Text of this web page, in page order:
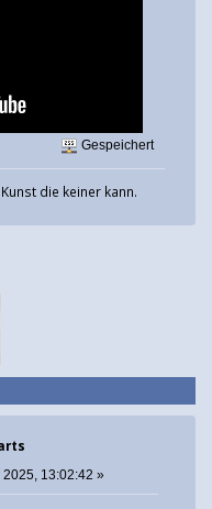
Gespeichert
die keiner kann.
13:02:42 »